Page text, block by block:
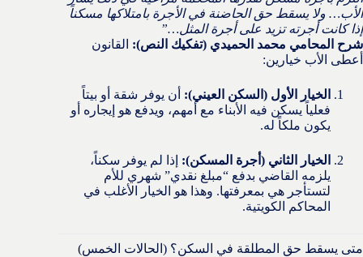
الأب… ولا يسقط حق الحاضنة في الأجرة بامتلاكها مسكناً
إذا كانت أجرته تزيد على أجرة المثل…”
شرح المحامي محمد الحميدي (تفكيك النص): القانون
أعطى الأب خيارين:
الخيار الأول (السكن العيني): أن يوفر شقة أو بيتاً
فعلياً يسكن فيه الأبناء مع أمهم، ويدفع هو إيجاره أو
يكون ملكاً له.
الخيار الثاني (أجرة المسكن): إذا لم يوفر سكناً،
يلزمه القاضي بدفع “مبلغ نقدي” شهري للأم
لتستأجر هي بمعرفتها. وهذا هو الخيار الأغلب في
المحاكم الكويتية.
متى يسقط حق المطلقة في السكن؟ (الحالات الخمس)